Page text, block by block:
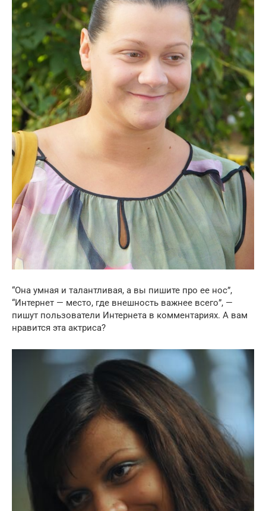
“Она умная и талантливая, а вы пишите про ее нос”,
“Интернет — место, где внешность важнее всего”, —
пишут пользователи Интернета в комментариях. А вам
нравится эта актриса?